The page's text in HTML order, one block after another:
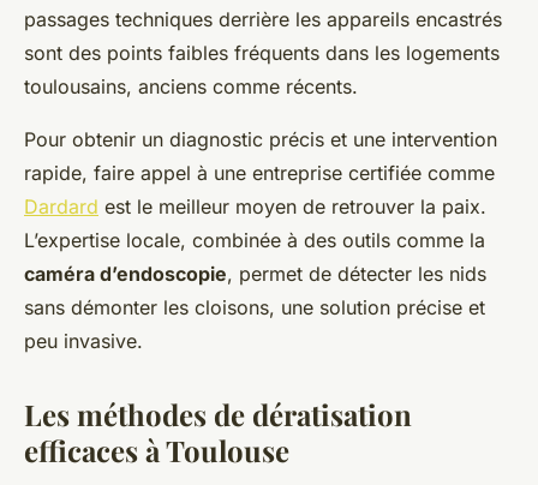
passages techniques derrière les appareils encastrés
sont des points faibles fréquents dans les logements
toulousains, anciens comme récents.
Pour obtenir un diagnostic précis et une intervention
rapide, faire appel à une entreprise certifiée comme
Dardard est le meilleur moyen de retrouver la paix.
L’expertise locale, combinée à des outils comme la
caméra d’endoscopie, permet de détecter les nids
sans démonter les cloisons, une solution précise et
peu invasive.
Les méthodes de dératisation
efficaces à Toulouse